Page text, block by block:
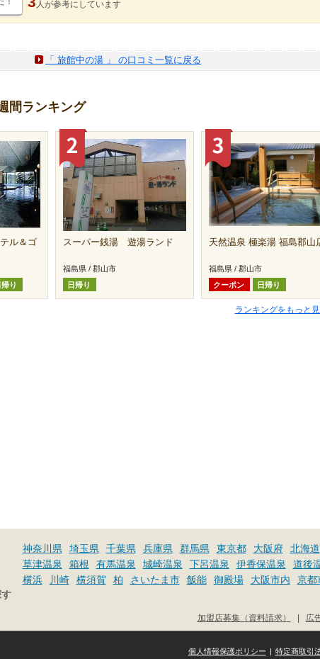
人が参考にしています
「 旅館中の湯 」 の口コミ一覧に戻る
間ランキング
ル＆ゴ
帰り
スーパー銭湯 遊湯ランド
福島県 / 郡山市
日帰り
天然温泉 極楽湯 福島郡山
福島県 / 郡山市
クーポン
日帰り
ランキングをもっと
神奈川県 埼玉県 千葉県 兵庫県 群馬県 東京都 大阪府 北海道
草津温泉 箱根 有馬温泉 城崎温泉 下呂温泉 伊香保温泉 道後
横浜 川崎 横須賀 柏 さいたま市 飯能 御殿場 大阪市内 京都
広
|
加盟店募集（資料請求）
特定商取引
|
個人情報保護ポリシー